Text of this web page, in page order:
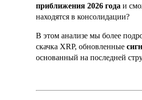
приближения 2026 года и
находятся в консолидации?
В этом анализе мы более
скачка XRP, обновленные
основанный на последней